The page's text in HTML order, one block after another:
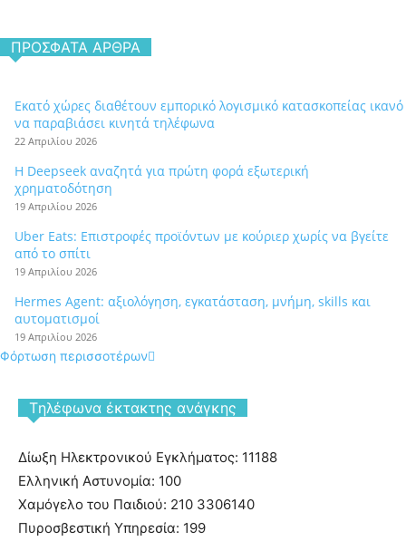
ΠΡΌΣΦΑΤΑ ΆΡΘΡΑ
Εκατό χώρες διαθέτουν εμπορικό λογισμικό κατασκοπείας ικανό
να παραβιάσει κινητά τηλέφωνα
22 Απριλίου 2026
Η Deepseek αναζητά για πρώτη φορά εξωτερική
χρηματοδότηση
19 Απριλίου 2026
Uber Eats: Επιστροφές προϊόντων με κούριερ χωρίς να βγείτε
από το σπίτι
19 Απριλίου 2026
Hermes Agent: αξιολόγηση, εγκατάσταση, μνήμη, skills και
αυτοματισμοί
19 Απριλίου 2026
Φόρτωση περισσοτέρων
Tηλέφωνα έκτακτης ανάγκης
Δίωξη Ηλεκτρονικού Εγκλήματος: 11188
Ελληνική Αστυνομία: 100
Χαμόγελο του Παιδιού: 210 3306140
Πυροσβεστική Υπηρεσία: 199